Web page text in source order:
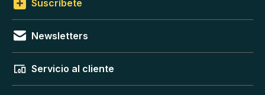
Suscríbete
Newsletters
Servicio al cliente